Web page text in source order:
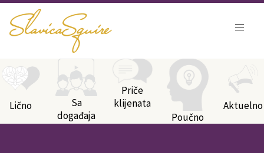
Kategorije bloga
Lično
Sa
događaja
Priče
klijenata
Poučno
Aktuelno